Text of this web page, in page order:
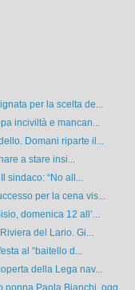
per la scelta de...
inciviltà e mancan...
Domani riparte il...
a stare insi...
sindaco: “No all...
per la cena vis...
domenica 12 all’...
del Lario. Gi...
al “baitello d...
della Lega nav...
nonna Paola Bianchi, ogg...